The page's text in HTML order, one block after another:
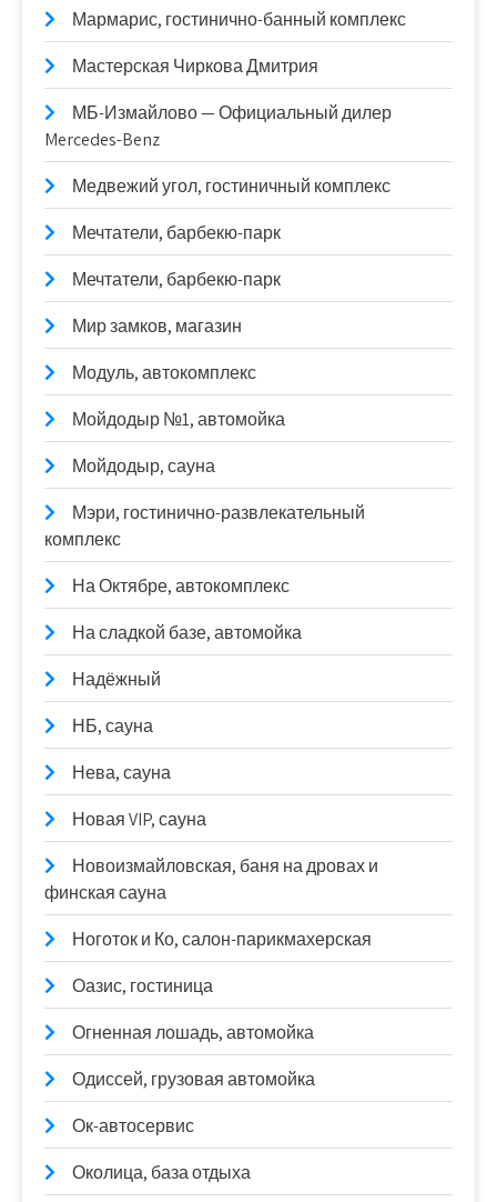
Мармарис, гостинично-банный комплекс
Мастерская Чиркова Дмитрия
МБ-Измайлово — Официальный дилер
Mercedes-Benz
Медвежий угол, гостиничный комплекс
Мечтатели, барбекю-парк
Мечтатели, барбекю-парк
Мир замков, магазин
Модуль, автокомплекс
Мойдодыр №1, автомойка
Мойдодыр, сауна
Мэри, гостинично-развлекательный
комплекс
На Октябре, автокомплекс
На сладкой базе, автомойка
Надёжный
НБ, сауна
Нева, сауна
Новая VIP, сауна
Новоизмайловская, баня на дровах и
финская сауна
Ноготок и Ко, салон-парикмахерская
Оазис, гостиница
Огненная лошадь, автомойка
Одиссей, грузовая автомойка
Ок-автосервис
Околица, база отдыха